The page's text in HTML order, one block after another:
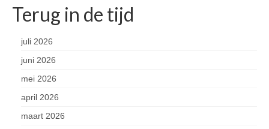
Terug in de tijd
juli 2026
juni 2026
mei 2026
april 2026
maart 2026